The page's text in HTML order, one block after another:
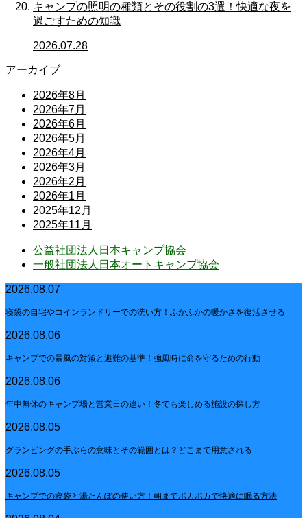
キャンプの照明の種類とその役割の3選！快適な夜を
過ごすための知識
2026.07.28
アーカイブ
2026年8月
2026年7月
2026年6月
2026年5月
2026年4月
2026年3月
2026年2月
2026年1月
2025年12月
2025年11月
公益社団法人日本キャンプ協会
一般社団法人日本オートキャンプ協会
2026.08.07
寝袋の自宅やコインランドリーでの洗い方！ふかふかの暖かさを復活させる
2026.08.06
キャンプでの暴風の対策と避難の基準！強風時に命を守るための行動
2026.08.06
年中無休のキャンプ場と営業日の違い！冬でも楽しめる施設の探し方
2026.08.05
グランピングの手ぶらの意味とその範囲とは？どこまで用意される
2026.08.05
キャンプでの寝袋と湯たんぽの使い方！朝までポカポカで快適に眠る方法